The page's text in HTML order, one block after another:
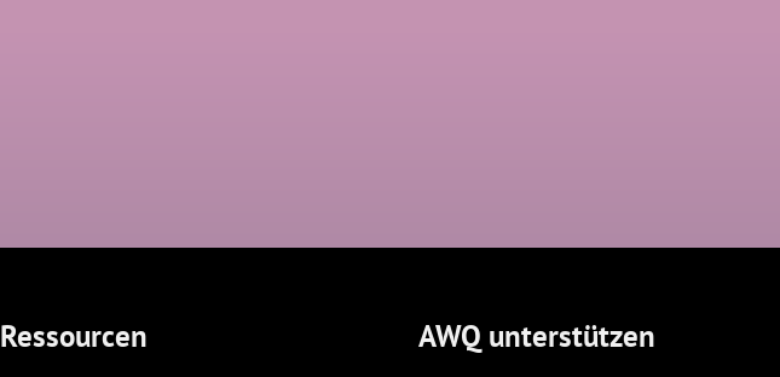
Ressourcen AWQ unterstützen